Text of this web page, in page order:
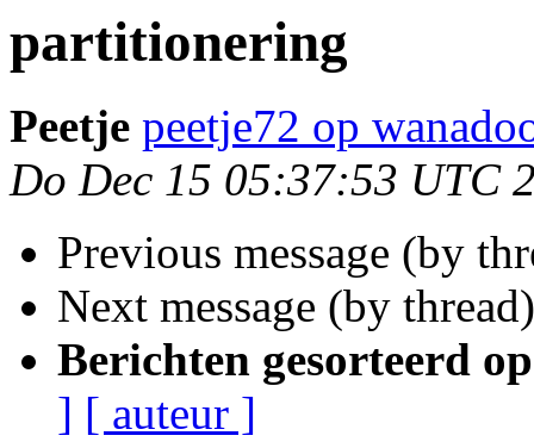
partitionering
Peetje peetje72 op
Do Dec 15 05:37:53 UTC
Previous message (by
Next message (by
Berichten gesorteerd
] [ auteur ]